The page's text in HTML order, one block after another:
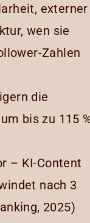
externer
wen sie
Zahlen
die
bis zu 115
– KI-Content
nach 3
2025)